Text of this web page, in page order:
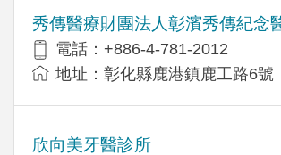
秀傳醫療財團法人彰濱秀傳紀念
電話：+886-4-781-2012
地址：彰化縣鹿港鎮鹿工路6號
欣向美牙醫診所